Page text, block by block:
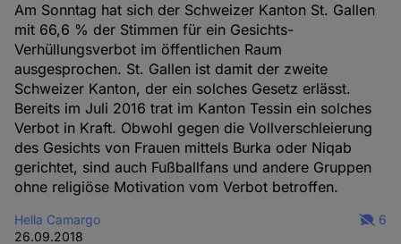
Am Sonntag hat sich der Schweizer Kanton St. Gallen
mit 66,6 % der Stimmen für ein Gesichts-
Verhüllungsverbot im öffentlichen Raum
ausgesprochen. St. Gallen ist damit der zweite
Schweizer Kanton, der ein solches Gesetz erlässt.
Bereits im Juli 2016 trat im Kanton Tessin ein solches
Verbot in Kraft. Obwohl gegen die Vollverschleierung
des Gesichts von Frauen mittels Burka oder Niqab
gerichtet, sind auch Fußballfans und andere Gruppen
ohne religiöse Motivation vom Verbot betroffen.
Hella Camargo
26.09.2018
6